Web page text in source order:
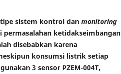
sistem kontrol dan monitoring
ketidakseimbangan
disebabkan karena
konsumsi listrik setiap
3 sensor PZEM-004T,